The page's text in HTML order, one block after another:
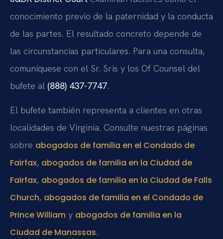
conocimiento previo de la paternidad y la conducta
de las partes. El resultado concreto depende de
las circunstancias particulares. Para una consulta,
comuníquese con el Sr. Sris y los Of Counsel del
bufete al (888) 437-7747.
El bufete también representa a clientes en otras
localidades de Virginia. Consulte nuestras páginas
sobre abogados de familia en el Condado de
Fairfax, abogados de familia en la Ciudad de
Fairfax, abogados de familia en la Ciudad de Falls
Church, abogados de familia en el Condado de
Prince William y abogados de familia en la
Ciudad de Manassas.